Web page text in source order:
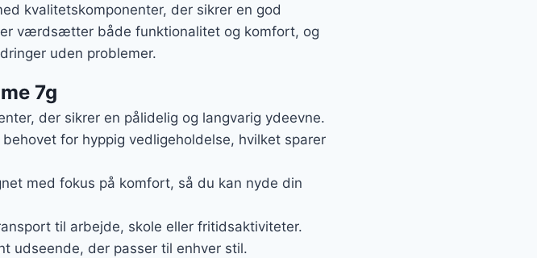
kvalitetskomponenter, der sikrer en god
værdsætter både funktionalitet og komfort, og
uden problemer.
7g
der sikrer en pålidelig og langvarig ydeevne.
for hyppig vedligeholdelse, hvilket sparer
med fokus på komfort, så du kan nyde din
til arbejde, skole eller fritidsaktiviteter.
udseende, der passer til enhver stil.